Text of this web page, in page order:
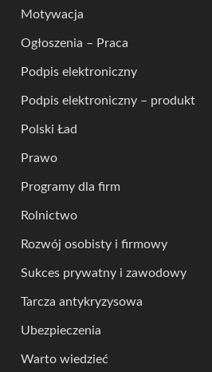
Motywacja
Ogłoszenia – Praca
Podpis elektroniczny
Podpis elektroniczny – produkt
Polski Ład
Prawo
Programy dla firm
Rolnictwo
Rozwój osobisty i firmowy
Sukces prywatny i zawodowy
Tarcza antykryzysowa
Ubezpieczenia
Warto wiedzieć